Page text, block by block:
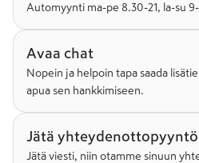
Automyynti ma-pe 8.30-21, la-su 9-
Avaa chat
Nopein ja helpoin tapa saada
apua sen hankkimiseen.
Jätä yhteydenottopyyntö
Jätä viesti, niin otamme sinuun